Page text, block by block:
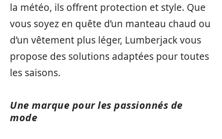
la météo, ils offrent protection et style. Que
vous soyez en quête d’un manteau chaud ou
d’un vêtement plus léger, Lumberjack vous
propose des solutions adaptées pour toutes
les saisons.
Une marque pour les passionnés de
mode